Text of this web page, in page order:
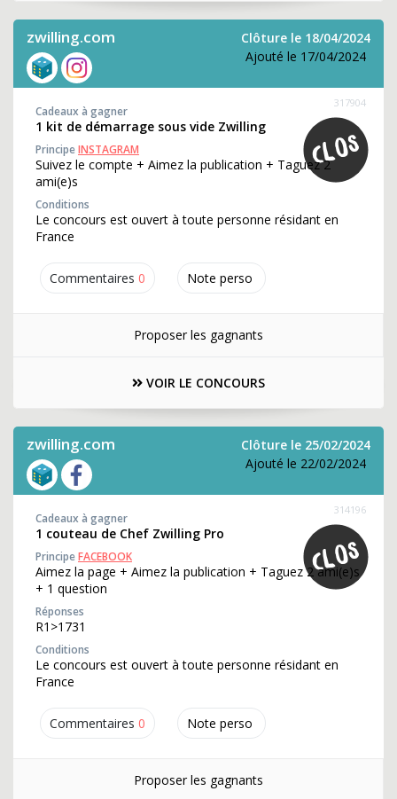
zwilling.com
Clôture le 18/04/2024
Ajouté le 17/04/2024
Commentaires 0 Note perso
317904
Cadeaux à gagner
1 kit de démarrage sous vide Zwilling
PrincipeINSTAGRAM
Suivez le compte + Aimez la publication + Taguez 2
ami(e)s
Conditions
Le concours est ouvert à toute personne résidant en
France
Proposer les gagnants
VOIR LE CONCOURS
zwilling.com
Clôture le 25/02/2024
Ajouté le 22/02/2024
Commentaires 0 Note perso
314196
Cadeaux à gagner
1 couteau de Chef Zwilling Pro
PrincipeFACEBOOK
Aimez la page + Aimez la publication + Taguez 2 ami(e)s
+ 1 question
Réponses
R1>1731
Conditions
Le concours est ouvert à toute personne résidant en
France
Proposer les gagnants